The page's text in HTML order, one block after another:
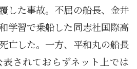
した事故。不屈の船長、金井
学習で乗船した同志社国際高
亡した。一方、平和丸の船長
されておらずネット上では